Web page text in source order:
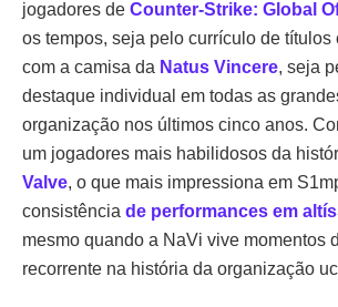
jogadores de Counter-Strike: Global
os tempos, seja pelo currículo de títulos
com a camisa da Natus Vincere, seja
destaque individual em todas as
organização nos últimos cinco anos.
um jogadores mais habilidosos da
Valve, o que mais impressiona em
consistência de performances em
mesmo quando a NaVi vive momentos
recorrente na história da organização